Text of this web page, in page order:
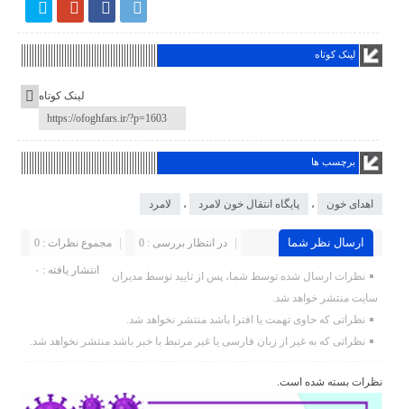
لینک کوتاه
لینک کوتاه
برچسب ها
اهدای خون ، پایگاه انتقال خون لامرد ، لامرد
ارسال نظر شما مجموع نظرات : 0 در انتظار بررسی : 0
انتشار یافته : ۰
نظرات ارسال شده توسط شما، پس از تایید توسط مدیران
سایت منتشر خواهد شد.
نظراتی که حاوی تهمت یا افترا باشد منتشر نخواهد شد.
نظراتی که به غیر از زبان فارسی یا غیر مرتبط با خبر باشد منتشر نخواهد شد.
نظرات بسته شده است.